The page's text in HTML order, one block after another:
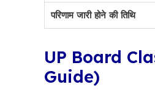
परिणाम जारी होने की तिथि
UP Board
Guide)